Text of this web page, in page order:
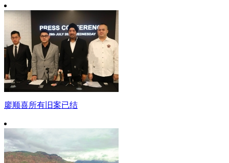
廖顺喜所有旧案已结